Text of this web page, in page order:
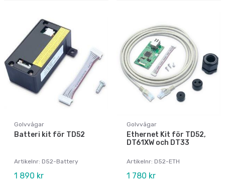
Golvvågar
Batteri kit för TD52
Artikelnr: D52-Battery
1 890 kr
Golvvågar
Ethernet Kit för TD52,
DT61XW och DT33
Artikelnr: D52-ETH
1 780 kr